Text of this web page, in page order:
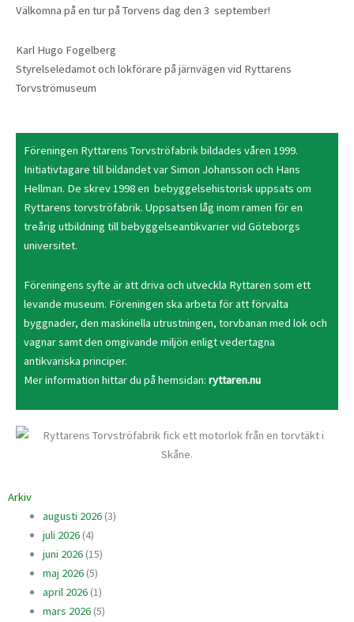
Välkomna på en tur på Torvens dag den 3 september!
Karl Hugo Fogelberg
Styrelseledamot och lokförare på järnvägen vid Ryttarens
Torvströmuseum
Föreningen Ryttarens Torvströfabrik bildades våren 1999.
Initiativtagare till bildandet var Simon Johansson och Hans
Hellman. De skrev 1998 en bebyggelsehistorisk uppsats om
Ryttarens torvströfabrik. Uppsatsen låg inom ramen för en
treårig utbildning till bebyggelseantikvarier vid Göteborgs
universitet.
Föreningens syfte är att driva och utveckla Ryttaren som ett
levande museum. Föreningen ska arbeta för att förvalta
byggnader, den maskinella utrustningen, torvbanan med lok och
vagnar samt den omgivande miljön enligt vedertagna
antikvariska principer.
Mer information hittar du på hemsidan: ryttaren.nu
Arkiv
augusti 2026(3)
juli 2026(4)
juni 2026(15)
maj 2026(5)
april 2026(1)
mars 2026(5)